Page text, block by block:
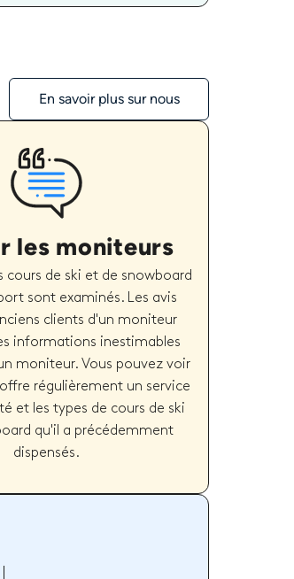
En savoir plus sur nous
les moniteurs
cours de ski et de snowboard
sont examinés. Les avis
clients d'un moniteur
informations inestimables
moniteur. Vous pouvez voir
régulièrement un service
et les types de cours de ski
qu'il a précédemment
dispensés.